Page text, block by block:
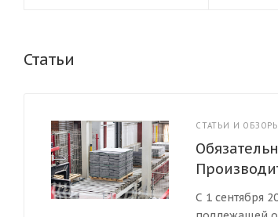
Статьи
СТАТЬИ И ОБЗОРЫ
С 1 сентября